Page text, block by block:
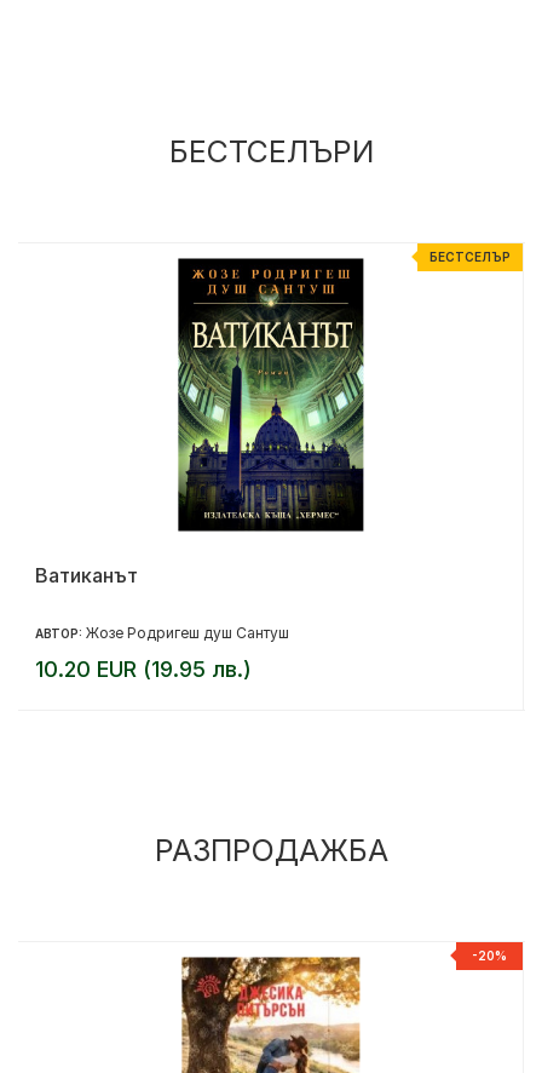
БЕСТСЕЛЪРИ
БЕСТСЕЛЪР
Ватиканът
АВТОР: Жозе Родригеш душ Сантуш
10.20 EUR (19.95 лв.)
РАЗПРОДАЖБА
-20%